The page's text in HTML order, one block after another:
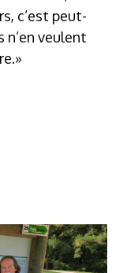
c’est peut-
n’en veulent